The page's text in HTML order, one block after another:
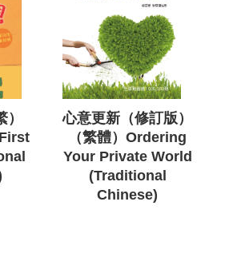
心意更新（修訂版）
（繁體）Ordering
Your Private World
(Traditional
Chinese)